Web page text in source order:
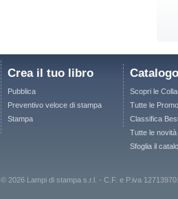
Crea il tuo libro
Pubblica
Preventivo veloce di stampa
Stampa
Scopri le
Tutte le
Classifica
Tutte le novità
Sfoglia il
© 2026 Lampi di stampa s.r.l. - C.F. e P.iva